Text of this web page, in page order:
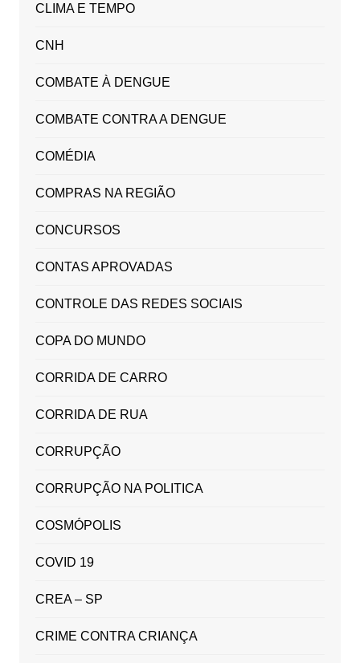
CLIMA E TEMPO
CNH
COMBATE À DENGUE
COMBATE CONTRA A DENGUE
COMÉDIA
COMPRAS NA REGIÃO
CONCURSOS
CONTAS APROVADAS
CONTROLE DAS REDES SOCIAIS
COPA DO MUNDO
CORRIDA DE CARRO
CORRIDA DE RUA
CORRUPÇÃO
CORRUPÇÃO NA POLITICA
COSMÓPOLIS
COVID 19
CREA – SP
CRIME CONTRA CRIANÇA